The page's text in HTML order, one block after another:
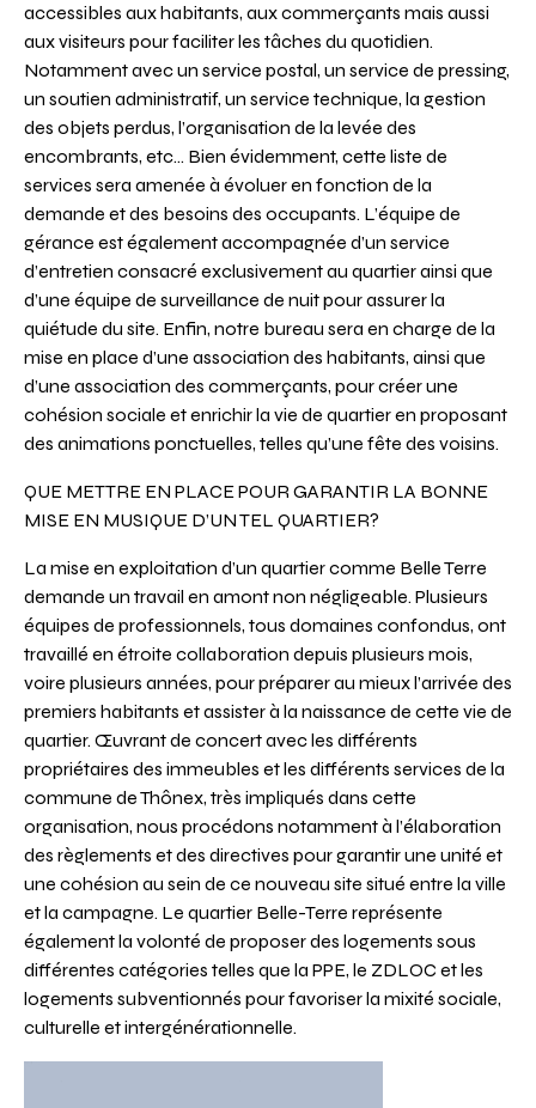
accessibles aux habitants, aux commerçants mais aussi
aux visiteurs pour faciliter les tâches du quotidien.
Notamment avec un service postal, un service de pressing,
un soutien administratif, un service technique, la gestion
des objets perdus, l’organisation de la levée des
encombrants, etc… Bien évidemment, cette liste de
services sera amenée à évoluer en fonction de la
demande et des besoins des occupants. L’équipe de
gérance est également accompagnée d’un service
d’entretien consacré exclusivement au quartier ainsi que
d’une équipe de surveillance de nuit pour assurer la
quiétude du site. Enfin, notre bureau sera en charge de la
mise en place d’une association des habitants, ainsi que
d’une association des commerçants, pour créer une
cohésion sociale et enrichir la vie de quartier en proposant
des animations ponctuelles, telles qu’une fête des voisins.
QUE METTRE EN PLACE POUR GARANTIR LA BONNE
MISE EN MUSIQUE D’UN TEL QUARTIER?
La mise en exploitation d’un quartier comme Belle Terre
demande un travail en amont non négligeable. Plusieurs
équipes de professionnels, tous domaines confondus, ont
travaillé en étroite collaboration depuis plusieurs mois,
voire plusieurs années, pour préparer au mieux l’arrivée des
premiers habitants et assister à la naissance de cette vie de
quartier. Œuvrant de concert avec les différents
propriétaires des immeubles et les différents services de la
commune de Thônex, très impliqués dans cette
organisation, nous procédons notamment à l’élaboration
des règlements et des directives pour garantir une unité et
une cohésion au sein de ce nouveau site situé entre la ville
et la campagne. Le quartier Belle-Terre représente
également la volonté de proposer des logements sous
différentes catégories telles que la PPE, le ZDLOC et les
logements subventionnés pour favoriser la mixité sociale,
culturelle et intergénérationnelle.